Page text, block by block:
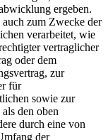
ergeben.
zum Zwecke der
verarbeitet, wie
vertraglicher
oder dem
zur
für
sowie zur
den oben
durch eine von
der